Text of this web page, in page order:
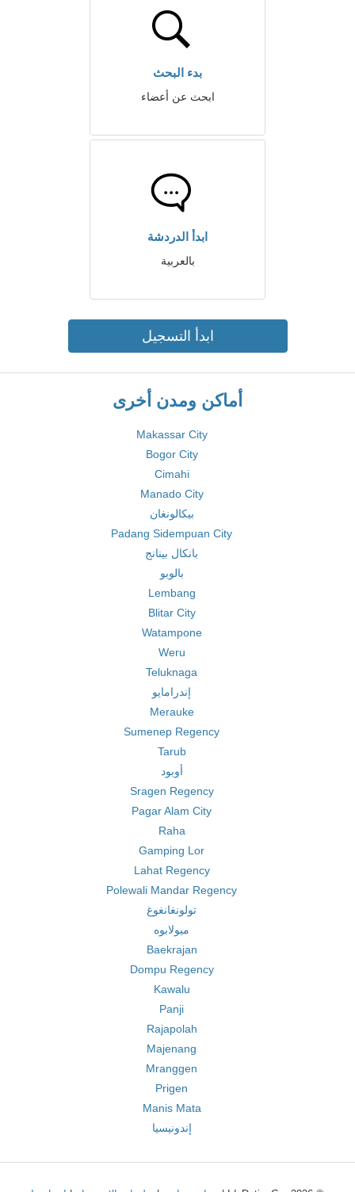
بدء البحث
ابحث عن أعضاء
ابدأ الدردشة
بالعربية
ابدأ التسجيل
أماكن ومدن أخرى
Makassar City
Bogor City
Cimahi
Manado City
بيكالونغان
Padang Sidempuan City
بانكال بينانج
بالوبو
Lembang
Blitar City
Watampone
Weru
Teluknaga
إندرامايو
Merauke
Sumenep Regency
Tarub
أوبود
Sragen Regency
Pagar Alam City
Raha
Gamping Lor
Lahat Regency
Polewali Mandar Regency
تولونغانغوغ
ميولابوه
Baekrajan
Dompu Regency
Kawalu
Panji
Rajapolah
Majenang
Mranggen
Prigen
Manis Mata
إندونيسيا